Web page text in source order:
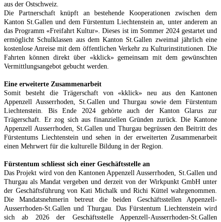
aus der Ostschweiz.
Die Partnerschaft knüpft an bestehende Kooperationen zwischen dem
Kanton St.Gallen und dem Fürstentum Liechtenstein an, unter anderem an
das Programm «Freifahrt Kultur». Dieses ist im Sommer 2024 gestartet und
ermöglicht Schulklassen aus dem Kanton St.Gallen zweimal jährlich eine
kostenlose Anreise mit dem öffentlichen Verkehr zu Kulturinstitutionen. Die
Fahrten können direkt über «kklick» gemeinsam mit dem gewünschten
Vermittlungsangebot gebucht werden.
Eine erweiterte Zusammenarbeit
Somit besteht die Trägerschaft von «kklick» neu aus den Kantonen
Appenzell Ausserrhoden, St.Gallen und Thurgau sowie dem Fürstentum
Liechtenstein. Bis Ende 2024 gehörte auch der Kanton Glarus zur
Trägerschaft. Er zog sich aus finanziellen Gründen zurück. Die Kantone
Appenzell Ausserrhoden, St.Gallen und Thurgau begrüssen den Beitritt des
Fürstentums Liechtenstein und sehen in der erweiterten Zusammenarbeit
einen Mehrwert für die kulturelle Bildung in der Region.
Fürstentum schliesst sich einer Geschäftsstelle an
Das Projekt wird von den Kantonen Appenzell Ausserrhoden, St.Gallen und
Thurgau als Mandat vergeben und derzeit von der Wirkpunkt GmbH unter
der Geschäftsführung von Kati Michalk und Richi Küttel wahrgenommen.
Die Mandatsnehmerin betreut die beiden Geschäftsstellen Appenzell-
Ausserrhoden-St.Gallen und Thurgau. Das Fürstentum Liechtenstein wird
sich ab 2026 der Geschäftsstelle Appenzell-Ausserrhoden-St.Gallen